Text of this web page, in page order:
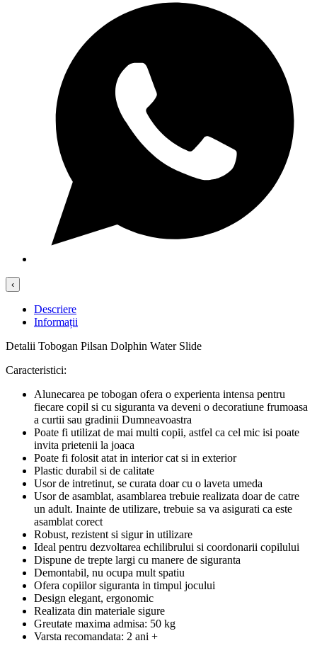
‹
Descriere
Informații
Detalii Tobogan Pilsan Dolphin Water Slide
Caracteristici:
Alunecarea pe tobogan ofera o experienta intensa pentru
fiecare copil si cu siguranta va deveni o decoratiune frumoasa
a curtii sau gradinii Dumneavoastra
Poate fi utilizat de mai multi copii, astfel ca cel mic isi poate
invita prietenii la joaca
Poate fi folosit atat in interior cat si in exterior
Plastic durabil si de calitate
Usor de intretinut, se curata doar cu o laveta umeda
Usor de asamblat, asamblarea trebuie realizata doar de catre
un adult. Inainte de utilizare, trebuie sa va asigurati ca este
asamblat corect
Robust, rezistent si sigur in utilizare
Ideal pentru dezvoltarea echilibrului si coordonarii copilului
Dispune de trepte largi cu manere de siguranta
Demontabil, nu ocupa mult spatiu
Ofera copiilor siguranta in timpul jocului
Design elegant, ergonomic
Realizata din materiale sigure
Greutate maxima admisa: 50 kg
Varsta recomandata: 2 ani +